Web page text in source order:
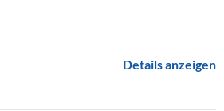
Details anzeigen